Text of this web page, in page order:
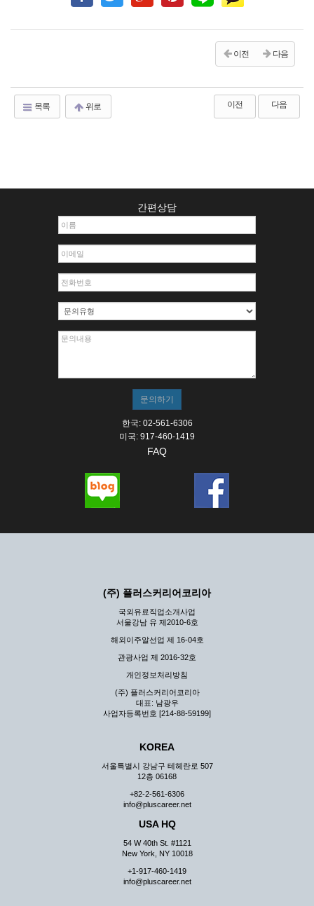
이전 다음
목록 위로 이전 다음
간편상담
한국: 02-561-6306
미국: 917-460-1419
FAQ
(주) 플러스커리어코리아
국외유료직업소개사업
서울강남 유 제2010-6호
해외이주알선업 제 16-04호
관광사업 제 2016-32호
개인정보처리방침
(주) 플러스커리어코리아
대표: 남광우
사업자등록번호 [214-88-59199]
KOREA
서울특별시 강남구 테헤란로 507
12층 06168
+82-2-561-6306
info@pluscareer.net
USA HQ
54 W 40th St. #1121
New York, NY 10018
+1-917-460-1419
info@pluscareer.net